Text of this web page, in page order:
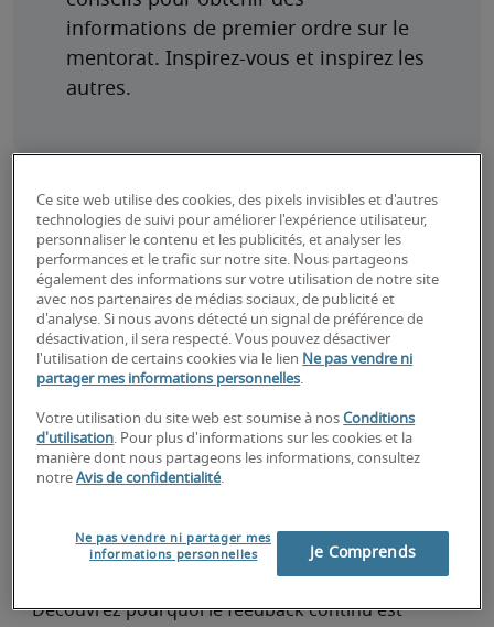
informations de premier ordre sur le
mentorat. Inspirez-vous et inspirez les
Boostez votre carrière : devenez project
consultant chez Robert Half Project
Sourcing
En tant que project consultant chez Robert Half
Project Sourcing, vous avez l'opportunité de
développer votre carrière à votre propre rythme et
d'améliorer vos compétences, en parfaite
adéquation avec vos ambitions. Vous combinez la
sécurité d'un emploi permanent avec l'excitation de
travailler sur divers projets au sein d'entreprises
et apprendre en continu !
Développement de carrière
ROBERT HALF
un feedback continu
Découvrez pourquoi le feedback continu est
Développement de carrière
Ce site web utilise des cookies, des pixels invisibles et d'autres
technologies de suivi pour améliorer l'expérience utilisateur,
personnaliser le contenu et les publicités, et analyser les
performances et le trafic sur notre site. Nous partageons
également des informations sur votre utilisation de notre site
avec nos partenaires de médias sociaux, de publicité et
d'analyse. Si nous avons détecté un signal de préférence de
désactivation, il sera respecté. Vous pouvez désactiver
l'utilisation de certains cookies via le lien Ne pas vendre ni
partager mes informations personnelles.
Votre utilisation du site web est soumise à nosConditions
d'utilisation. Pour plus d'informations sur les cookies et la
manière dont nous partageons les informations, consultez
notreAvis de confidentialité.
Ne pas vendre ni partager mes
informations personnelles
Je Comprends